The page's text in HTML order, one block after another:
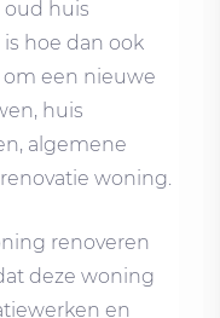
oud huis
hoe dan ook
om een nieuwe
huis
algemene
woning.
renoveren
deze woning
en